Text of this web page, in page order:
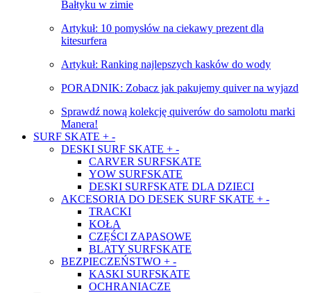
Bałtyku w zimie
Artykuł: 10 pomysłów na ciekawy prezent dla
kitesurfera
Artykuł: Ranking najlepszych kasków do wody
PORADNIK: Zobacz jak pakujemy quiver na wyjazd
Sprawdź nową kolekcję quiverów do samolotu marki
Manera!
SURF SKATE + -
DESKI SURF SKATE + -
CARVER SURFSKATE
YOW SURFSKATE
DESKI SURFSKATE DLA DZIECI
AKCESORIA DO DESEK SURF SKATE + -
TRACKI
KOŁA
CZĘŚCI ZAPASOWE
BLATY SURFSKATE
BEZPIECZEŃSTWO + -
KASKI SURFSKATE
OCHRANIACZE